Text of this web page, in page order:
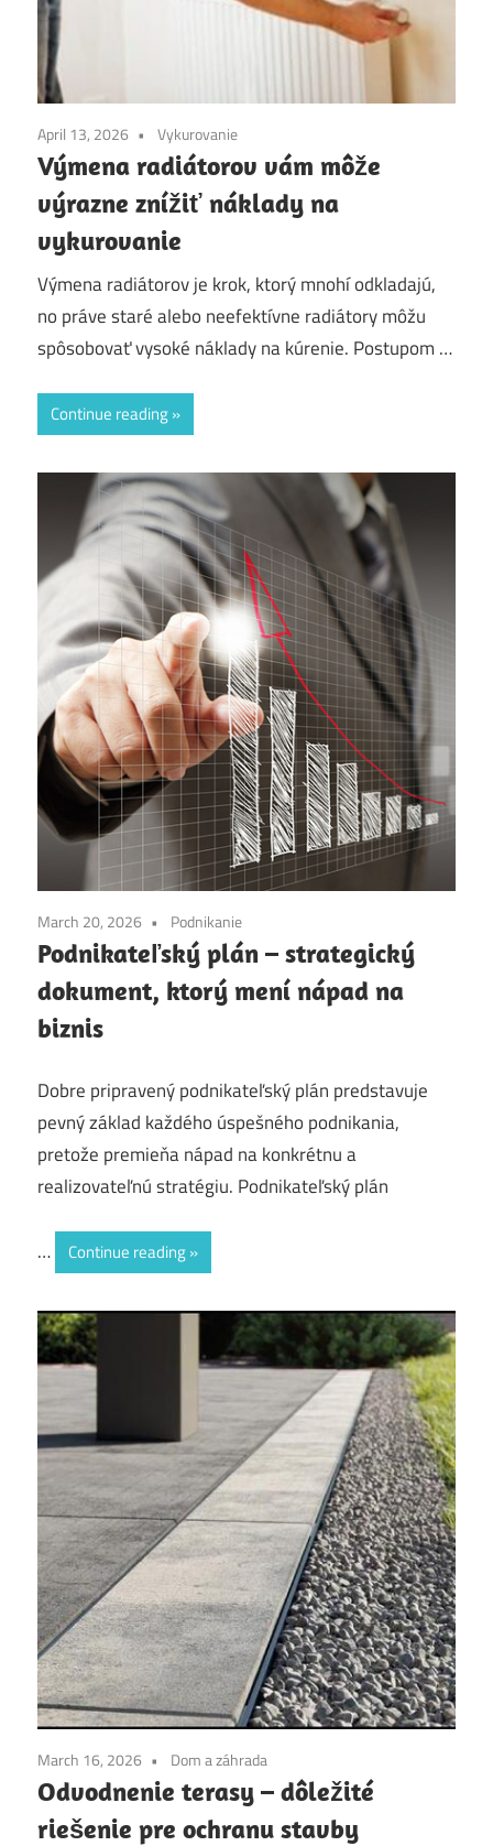
April 13, 2026 Vykurovanie
Výmena radiátorov vám môže
výrazne znížiť náklady na
vykurovanie
Výmena radiátorov je krok, ktorý mnohí odkladajú,
no práve staré alebo neefektívne radiátory môžu
spôsobovať vysoké náklady na kúrenie. Postupom …
Continue reading
March 20, 2026 Podnikanie
Podnikateľský plán – strategický
dokument, ktorý mení nápad na
biznis
Dobre pripravený podnikateľský plán predstavuje
pevný základ každého úspešného podnikania,
pretože premieňa nápad na konkrétnu a
realizovateľnú stratégiu. Podnikateľský plán
… Continue reading
March 16, 2026 Dom a záhrada
Odvodnenie terasy – dôležité
riešenie pre ochranu stavby